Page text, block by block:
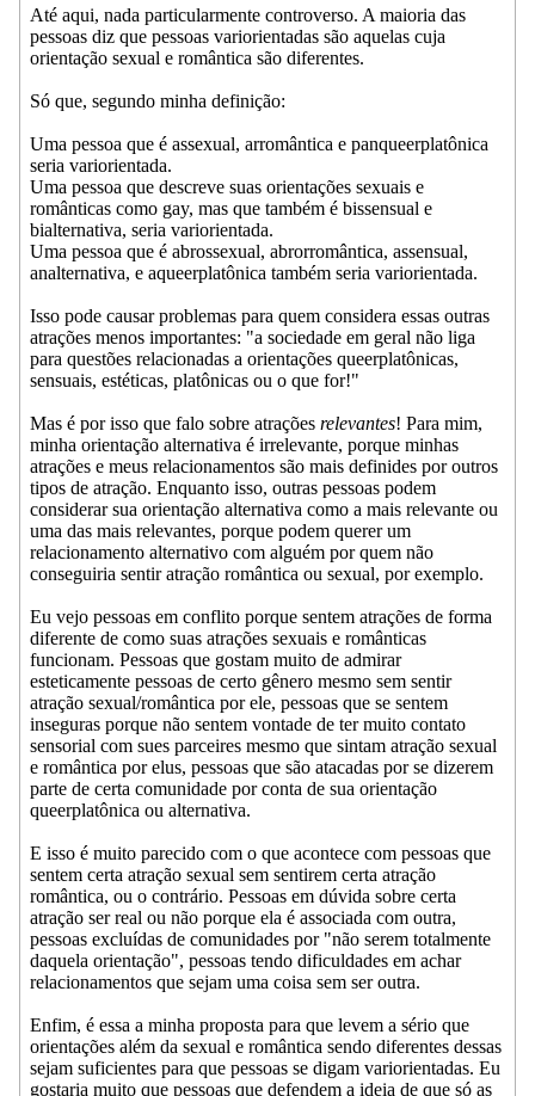
Até aqui, nada particularmente controverso. A maioria das
pessoas diz que pessoas variorientadas são aquelas cuja
orientação sexual e romântica são diferentes.
Só que, segundo minha definição:
Uma pessoa que é assexual, arromântica e panqueerplatônica
seria variorientada.
Uma pessoa que descreve suas orientações sexuais e
românticas como gay, mas que também é bissensual e
bialternativa, seria variorientada.
Uma pessoa que é abrossexual, abrorromântica, assensual,
analternativa, e aqueerplatônica também seria variorientada.
Isso pode causar problemas para quem considera essas outras
atrações menos importantes: "a sociedade em geral não liga
para questões relacionadas a orientações queerplatônicas,
sensuais, estéticas, platônicas ou o que for!"
Mas é por isso que falo sobre atrações relevantes! Para mim,
minha orientação alternativa é irrelevante, porque minhas
atrações e meus relacionamentos são mais definides por outros
tipos de atração. Enquanto isso, outras pessoas podem
considerar sua orientação alternativa como a mais relevante ou
uma das mais relevantes, porque podem querer um
relacionamento alternativo com alguém por quem não
conseguiria sentir atração romântica ou sexual, por exemplo.
Eu vejo pessoas em conflito porque sentem atrações de forma
diferente de como suas atrações sexuais e românticas
funcionam. Pessoas que gostam muito de admirar
esteticamente pessoas de certo gênero mesmo sem sentir
atração sexual/romântica por ele, pessoas que se sentem
inseguras porque não sentem vontade de ter muito contato
sensorial com sues parceires mesmo que sintam atração sexual
e romântica por elus, pessoas que são atacadas por se dizerem
parte de certa comunidade por conta de sua orientação
queerplatônica ou alternativa.
E isso é muito parecido com o que acontece com pessoas que
sentem certa atração sexual sem sentirem certa atração
romântica, ou o contrário. Pessoas em dúvida sobre certa
atração ser real ou não porque ela é associada com outra,
pessoas excluídas de comunidades por "não serem totalmente
daquela orientação", pessoas tendo dificuldades em achar
relacionamentos que sejam uma coisa sem ser outra.
Enfim, é essa a minha proposta para que levem a sério que
orientações além da sexual e romântica sendo diferentes dessas
sejam suficientes para que pessoas se digam variorientadas. Eu
gostaria muito que pessoas que defendem a ideia de que só as